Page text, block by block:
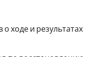
ходе и результатах